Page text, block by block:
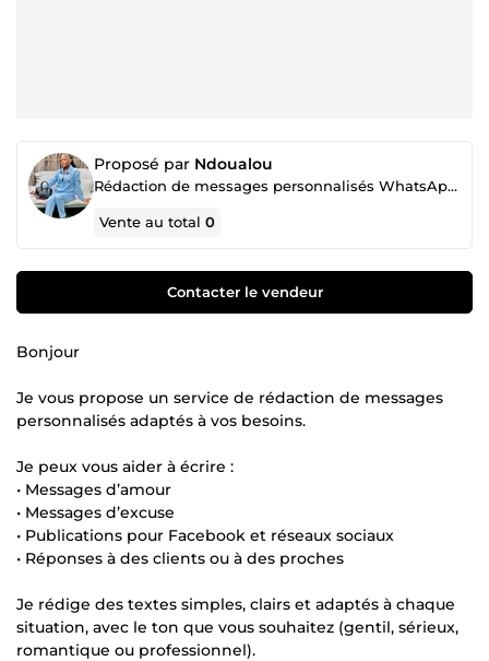
Proposé par Ndoualou
Rédaction de messages personnalisés WhatsApp, Facebook et réseaux sociaux
Vente au total0
Contacter le vendeur
Bonjour
Je vous propose un service de rédaction de messages
personnalisés adaptés à vos besoins.
Je peux vous aider à écrire :
• Messages d’amour
• Messages d’excuse
• Publications pour Facebook et réseaux sociaux
• Réponses à des clients ou à des proches
Je rédige des textes simples, clairs et adaptés à chaque
situation, avec le ton que vous souhaitez (gentil, sérieux,
romantique ou professionnel).